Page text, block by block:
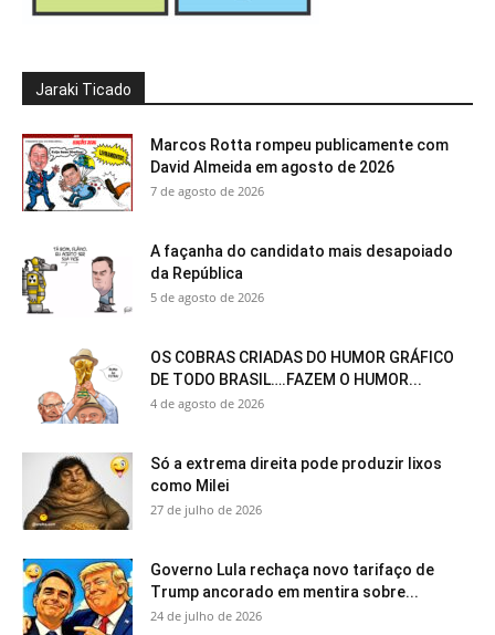
Jaraki Ticado
Marcos Rotta rompeu publicamente com
David Almeida em agosto de 2026
7 de agosto de 2026
A façanha do candidato mais desapoiado
da República
5 de agosto de 2026
OS COBRAS CRIADAS DO HUMOR GRÁFICO
DE TODO BRASIL….FAZEM O HUMOR...
4 de agosto de 2026
Só a extrema direita pode produzir lixos
como Milei
27 de julho de 2026
Governo Lula rechaça novo tarifaço de
Trump ancorado em mentira sobre...
24 de julho de 2026